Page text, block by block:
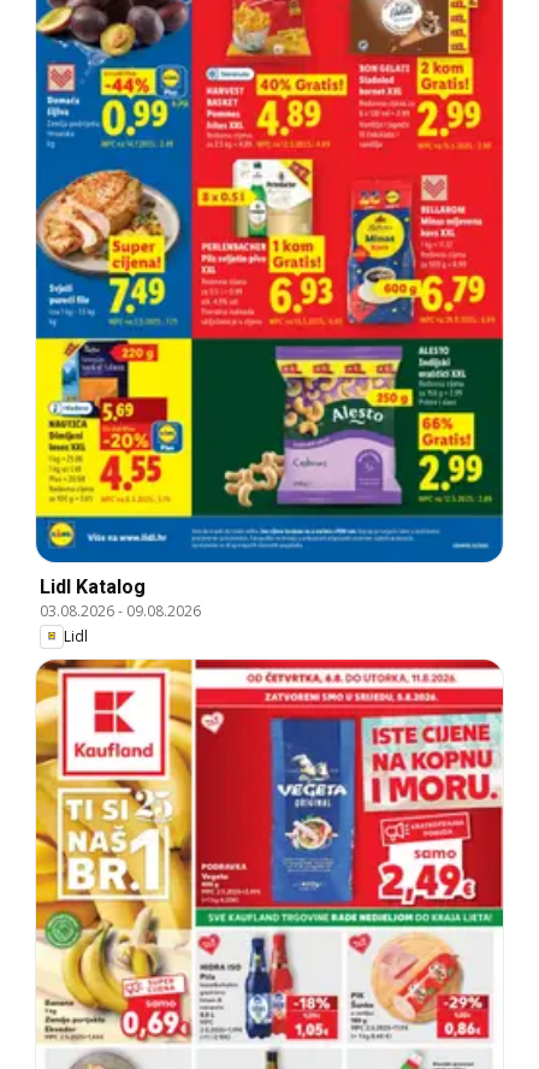
Lidl Katalog
03.08.2026- 09.08.2026
Lidl